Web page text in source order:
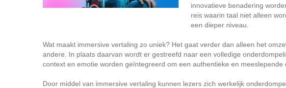
innovatieve benadering
reis waarin taal niet alleen
een dieper niveau.
Wat maakt immersive vertaling zo uniek? Het gaat verder dan alleen het
andere. In plaats daarvan wordt er gestreefd naar een volledige
context en emotie worden geïntegreerd om een authentieke en meeslepende
Door middel van immersive vertaling kunnen lezers zich werkelijk